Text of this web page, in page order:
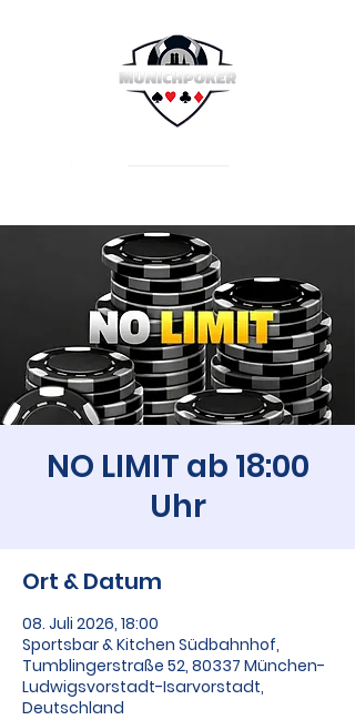
NO LIMIT ab 18:00
Uhr
Ort & Datum
08. Juli 2026, 18:00
Sportsbar & Kitchen Südbahnhof,
Tumblingerstraße 52, 80337 München-
Ludwigsvorstadt-Isarvorstadt,
Deutschland